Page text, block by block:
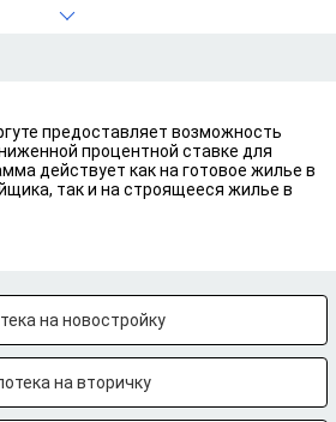
предоставляет возможность
процентной ставке для
действует как на готовое жилье в
так и на строящееся жилье в
на новостройку
на вторичку